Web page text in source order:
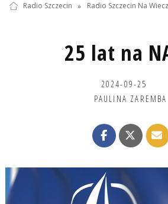
Radio Szczecin » Radio Szczecin Na
25 lat na
2024-09-25
PAULINA ZAREMBA